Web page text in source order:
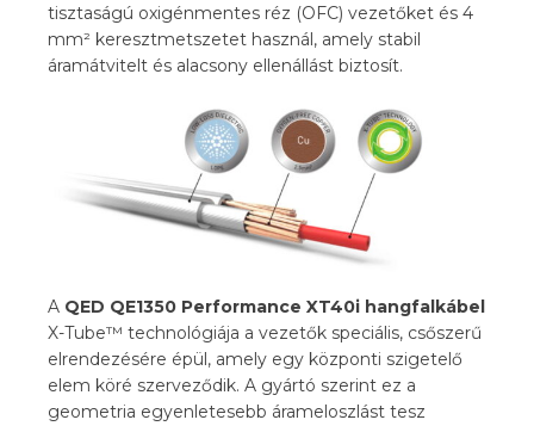
tisztaságú oxigénmentes réz (OFC) vezetőket és 4
mm² keresztmetszetet használ, amely stabil
áramátvitelt és alacsony ellenállást biztosít.
A QED QE1350 Performance XT40i hangfalkábel
X-Tube™ technológiája a vezetők speciális, csőszerű
elrendezésére épül, amely egy központi szigetelő
elem köré szerveződik. A gyártó szerint ez a
geometria egyenletesebb árameloszlást tesz